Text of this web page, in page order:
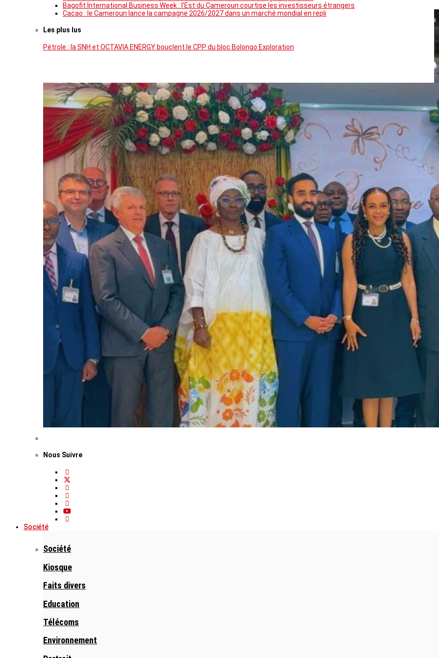
Bagofit International Business Week : l’Est du Cameroun courtise les investisseurs étrangers
Cacao : le Cameroun lance la campagne 2026/2027 dans un marché mondial en repli
Les plus lus
Pétrole : la SNH et OCTAVIA ENERGY bouclent le CPP du bloc Bolongo Exploration
Nous Suivre
Société
Société
Kiosque
Faits divers
Education
Télécoms
Environnement